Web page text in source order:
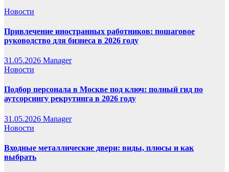
Новости
Привлечение иностранных работников: пошаговое
руководство для бизнеса в 2026 году
31.05.2026 Manager
Новости
Подбор персонала в Москве под ключ: полный гид по
аутсорсингу рекрутинга в 2026 году
31.05.2026 Manager
Новости
Входные металлические двери: виды, плюсы и как
выбрать